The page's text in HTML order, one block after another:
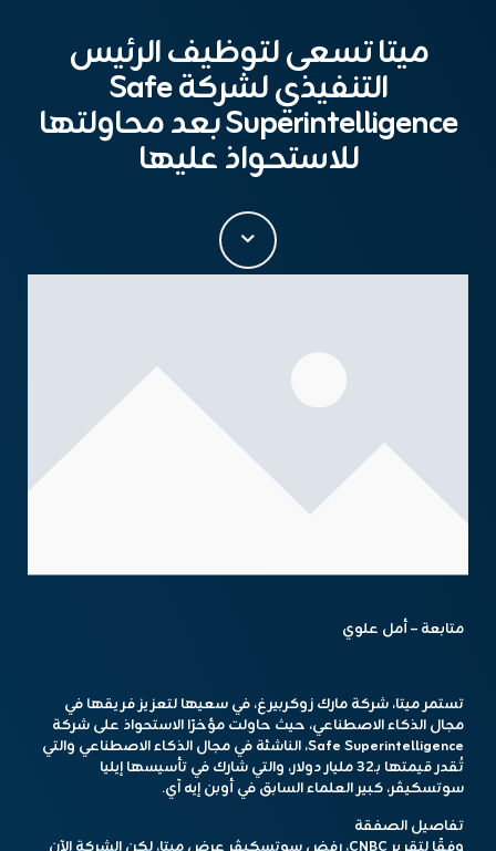
ميتا تسعى لتوظيف الرئيس
التنفيذي لشركة Safe
Superintelligence بعد محاولتها
للاستحواذ عليها
متابعة – أمل علوي
تستمر ميتا، شركة مارك زوكربيرغ، في سعيها لتعزيز فريقها في
مجال الذكاء الاصطناعي، حيث حاولت مؤخرًا الاستحواذ على شركة
Safe Superintelligence، الناشئة في مجال الذكاء الاصطناعي والتي
تُقدر قيمتها بـ32 مليار دولار، والتي شارك في تأسيسها إيليا
سوتسكيڤر، كبير العلماء السابق في أوبن إيه آي.
تفاصيل الصفقة